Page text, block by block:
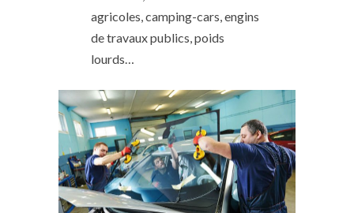
agricoles, camping-cars, engins
de travaux publics, poids
lourds…